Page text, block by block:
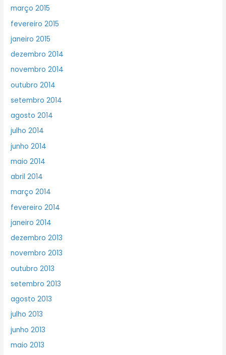
março 2015
fevereiro 2015
janeiro 2015
dezembro 2014
novembro 2014
outubro 2014
setembro 2014
agosto 2014
julho 2014
junho 2014
maio 2014
abril 2014
março 2014
fevereiro 2014
janeiro 2014
dezembro 2013
novembro 2013
outubro 2013
setembro 2013
agosto 2013
julho 2013
junho 2013
maio 2013